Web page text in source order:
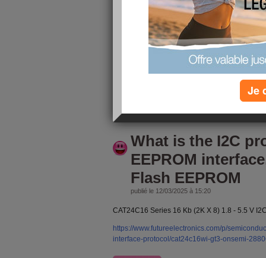
EEPROM burner,
publié le 12/03/2025 à 15:27
CAT24C16 Series 16 Kb (2K X 8) 1.8 - 5.5 V
interface-protocol/cat24c16wi-gt3-onsemi-
What is the I2C
EEPROM
Flash EEPROM
publié le 12/03/2025 à 15:20
CAT24C16 Series 16 Kb (2K X 8) 1.8 - 5.5 V
https://www.futureelectronics.com/p/
interface-protocol/cat24c16wi-gt3-onsemi-
Je